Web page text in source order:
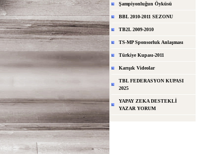
Şampiyonluğun Öyküsü
BBL 2010-2011 SEZONU
TB2L 2009-2010
TS-MP Sponsorluk Anlaşması
Türkiye Kupası-2011
Karışık Videolar
TBL FEDERASYON KUPASI
2025
YAPAY ZEKA DESTEKLİ
YAZAR YORUM